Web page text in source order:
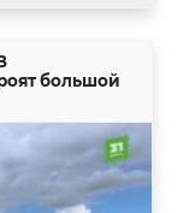
большой